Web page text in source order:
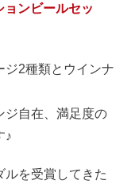
ョンビールセッ
2種類とウインナ
ジ自在、満足度の
♪
ルを受賞してきた